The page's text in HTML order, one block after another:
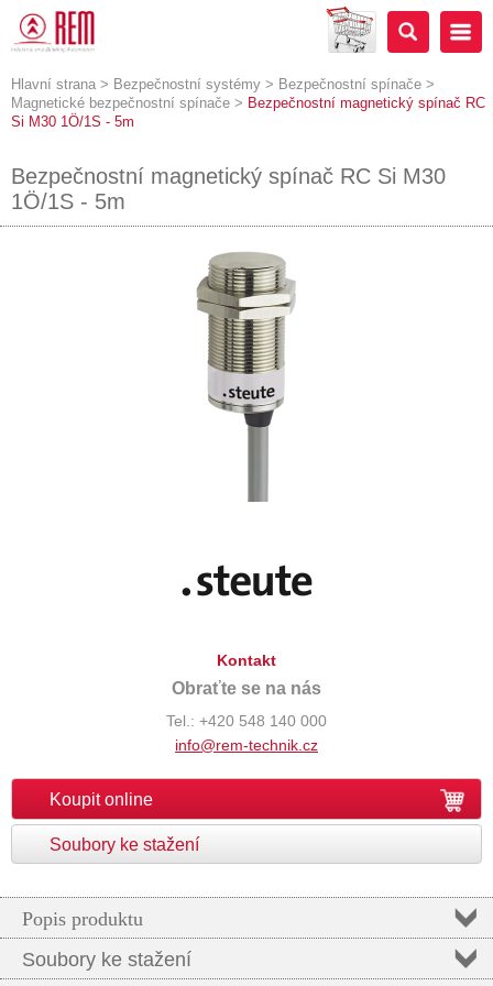
Hlavní strana > Bezpečnostní systémy > Bezpečnostní spínače >
Magnetické bezpečnostní spínače > Bezpečnostní magnetický spínač RC
Si M30 1Ö/1S - 5m
Bezpečnostní magnetický spínač RC Si M30
1Ö/1S - 5m
Kontakt
Obraťte se na nás
Tel.: +420 548 140 000
info@rem-technik.cz
Koupit online
Soubory ke stažení
Popis produktu
Soubory ke stažení